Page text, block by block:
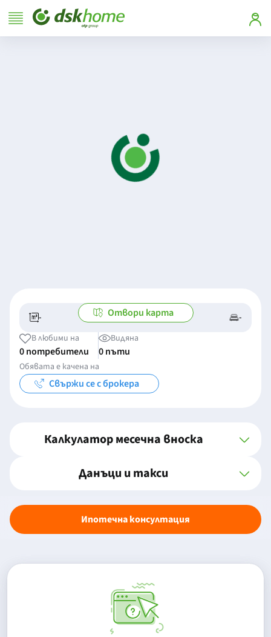
- -/- -
Отвори карта
В любими на
0 потребители
Видяна
0 пъти
Обявата е качена на
Свържи се с брокера
Калкулатор месечна вноска
Данъци и такси
Ипотечна консултация